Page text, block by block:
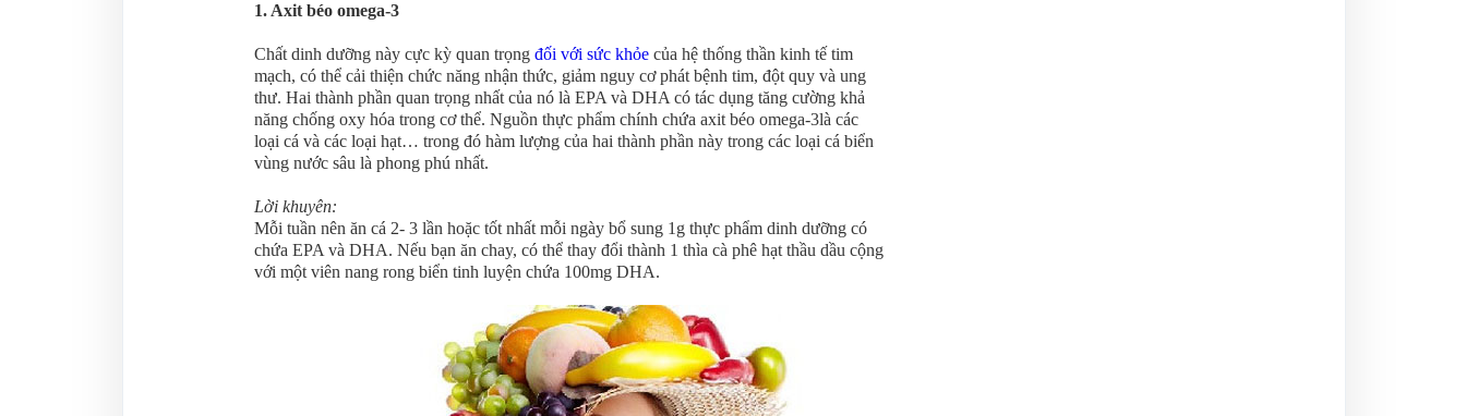
1. Axit béo omega-3
Chất dinh dưỡng này cực kỳ quan trọng đối với sức khỏe của hệ thống thần kinh tế tim
mạch, có thể cải thiện chức năng nhận thức, giảm nguy cơ phát bệnh tim, đột quy và ung
thư. Hai thành phần quan trọng nhất của nó là EPA và DHA có tác dụng tăng cường khả
năng chống oxy hóa trong cơ thể. Nguồn thực phẩm chính chứa axit béo omega-3là các
loại cá và các loại hạt… trong đó hàm lượng của hai thành phần này trong các loại cá biển
vùng nước sâu là phong phú nhất.
Lời khuyên:
Mỗi tuần nên ăn cá 2- 3 lần hoặc tốt nhất mỗi ngày bổ sung 1g thực phẩm dinh dưỡng có
chứa EPA và DHA. Nếu bạn ăn chay, có thể thay đổi thành 1 thìa cà phê hạt thầu dầu cộng
với một viên nang rong biển tinh luyện chứa 100mg DHA.